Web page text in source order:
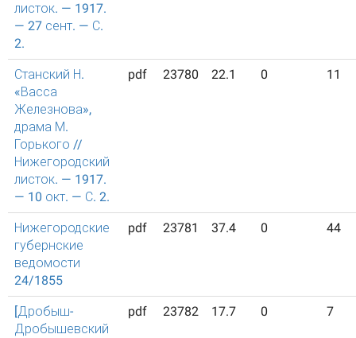
листок. — 1917.
— 27 сент. — С.
2.
Станский Н.
«Васса
Железнова»,
драма М.
Горького //
Нижегородский
листок. — 1917.
— 10 окт. — С. 2.
pdf 23780 22.1 0 11
Нижегородские
губернские
ведомости
24/1855
pdf 23781 37.4 0 44
[Дробыш-
Дробышевский
pdf 23782 17.7 0 7